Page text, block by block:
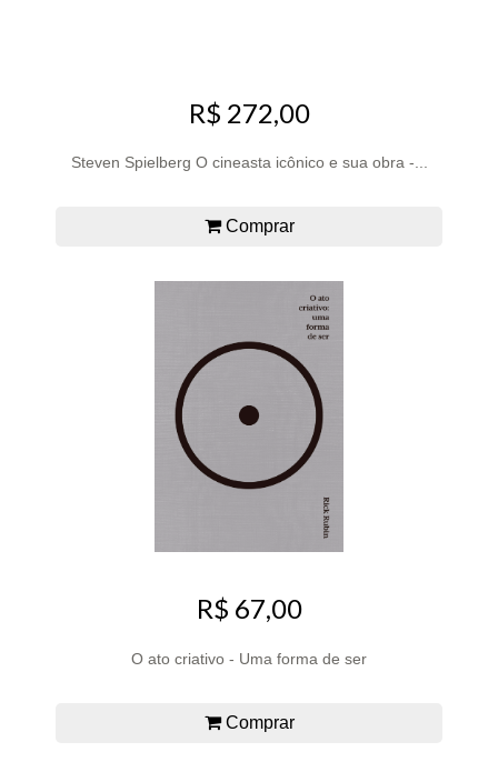
R$ 272,00
Steven Spielberg O cineasta icônico e sua obra -...
Comprar
R$ 67,00
O ato criativo - Uma forma de ser
Comprar